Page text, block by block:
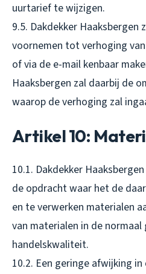
uurtarief te wijzigen.
9.5. Dakdekker
voornemen tot verhoging
of via de e-mail kenbaar
Haaksbergen zal daarbij de
waarop de verhoging zal
Artikel 10:
10.1. Dakdekker
de opdracht waar het de
en te verwerken materialen
van materialen in de normaal
handelskwaliteit.
10.2. Een geringe afwijking in